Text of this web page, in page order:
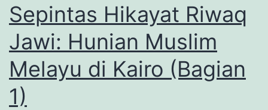
Sepintas Hikayat Riwaq
Jawi: Hunian Muslim
Melayu di Kairo (Bagian
1)